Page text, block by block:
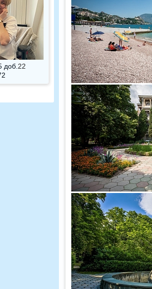
доб. 22
+7 495 215 5755 доб.
+7 925-084-93-71